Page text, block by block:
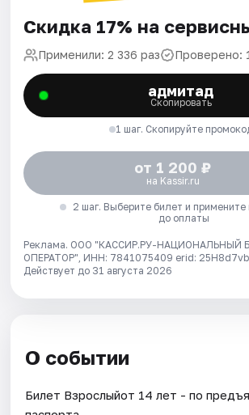
Скидка 17% на
Применили: 2 336 раз Проверено:
адмитад
Скопировать
1 шаг. Скопируйте
от 1 200 ₽
на Kassir.ru
2 шаг. Выберите билет и
до оплаты
Реклама. ООО "КАССИР.РУ-НАЦИОНАЛЬНЫЙ
ОПЕРАТОР", ИНН: 7841075409 erid:
Действует до 31 августа 2026
О событии
Билет Взрослыйот 14 лет - по